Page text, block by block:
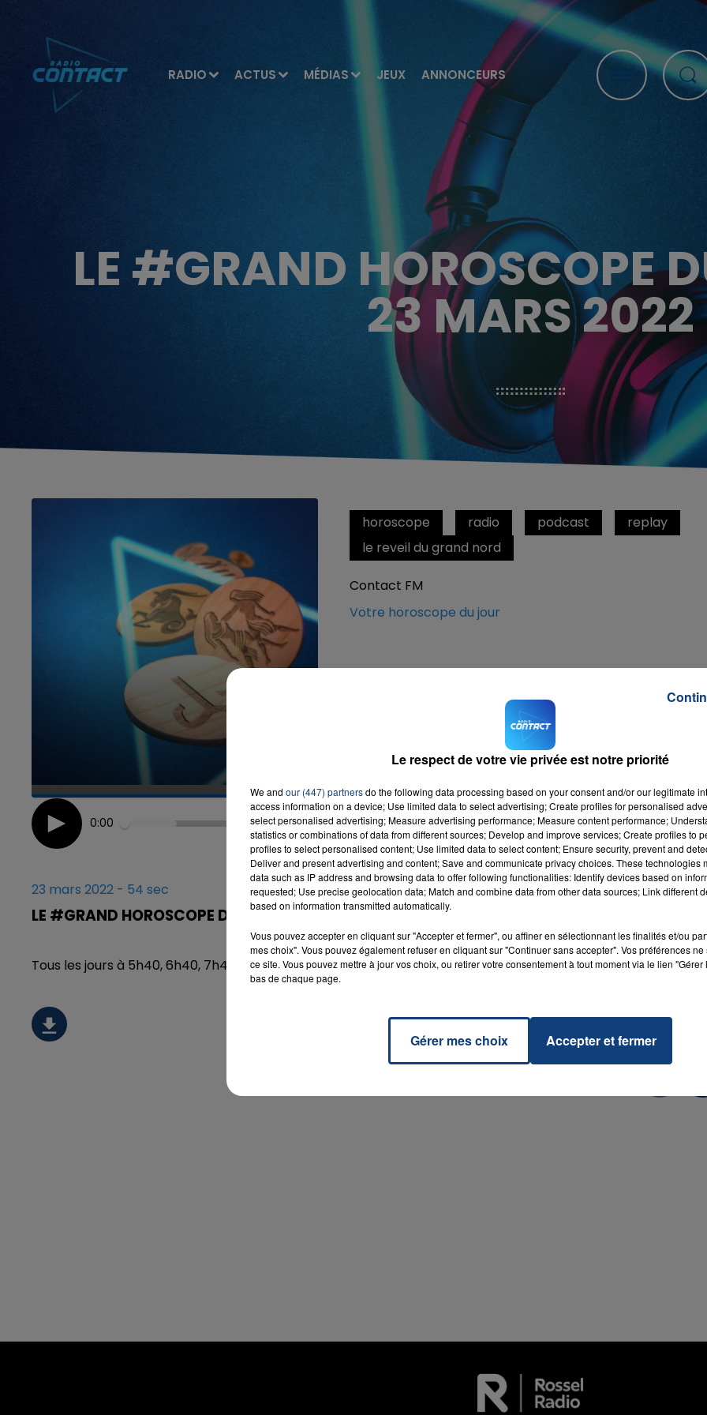
RADIO ACTUS MÉDIAS JEUX ANNONCEURS
LE #GRAND HOROSCOPE
23 MARS 2022
horoscope radio podcast
replay
le reveil du grand nord
Contact FM
Votre horoscope du jour
0:00 54
23 mars 2022 - 54 sec
LE #GRAND HOROSCOPE DU MERCREDI 23 MARS 2022
Tous les jours à 5h40, 6h40, 7h40 et 8h40, retrouvez le #Grand Horoscope sur Contact FM
Le respect de votre vie privée est notre priorité
We and our (447) partnersdo the following data processing based on your consent and/or our legitimate
access information on a device; Use limited data to select advertising; Create profiles for personalised
select personalised advertising; Measure advertising performance; Measure content performance;
statistics or combinations of data from different sources; Develop and improve services; Create profiles to
profiles to select personalised content; Use limited data to select content; Ensure security, prevent and
Deliver and present advertising and content; Save and communicate privacy choices. These technologies
data such as IP address and browsing data to offer following functionalities: Identify devices based on
requested; Use precise geolocation data; Match and combine data from other data sources; Link different
based on information transmitted automatically.
Vous pouvez accepter en cliquant sur "Accepter et fermer", ou affiner en sélectionnant les finalités et/ou
mes choix". Vous pouvez également refuser en cliquant sur "Continuer sans accepter". Vos préférences
ce site. Vous pouvez mettre à jour vos choix, ou retirer votre consentement à tout moment via le lien
bas de chaque page.
Gérer mes choix Accepter et fermer